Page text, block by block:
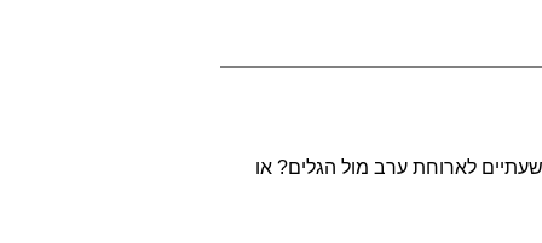
לארוחת ערב מול הגלים? או